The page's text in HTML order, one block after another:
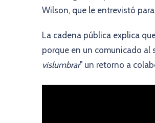
Wilson, que le entrevistó
La cadena pública explica
porque en un comunicado al
vislumbrar" un retorno a